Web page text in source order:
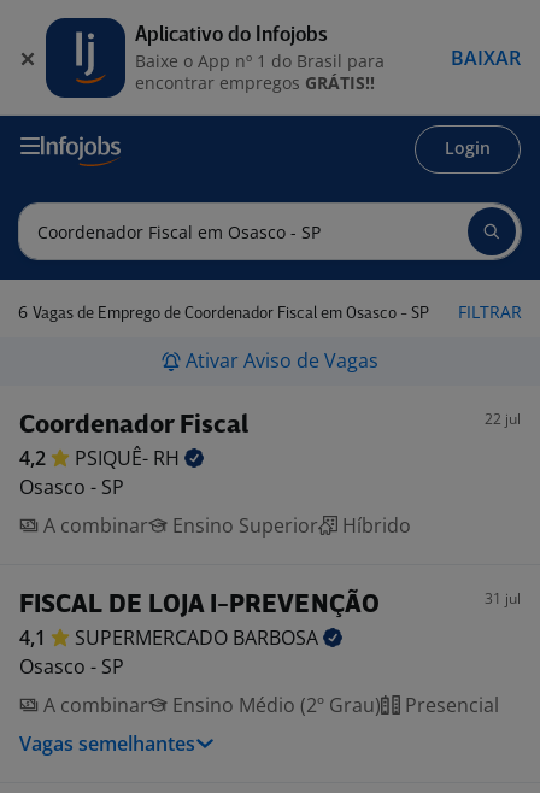
Login
6 Vagas de Emprego de Coordenador Fiscal em Osasco - SP FILTRAR
Ativar Aviso de Vagas
Coordenador Fiscal 22 jul
4,2 PSIQUÊ- RH
Osasco - SP
A combinar
Ensino Superior Híbrido
FISCAL DE LOJA I-PREVENÇÃO 31 jul
4,1 SUPERMERCADO BARBOSA
Osasco - SP
A combinar
Ensino Médio (2º Grau)
Presencial
Vagas semelhantes
Aplicativo do Infojobs
Baixe o App nº 1 do Brasil para
encontrar empregos GRÁTIS!!
BAIXAR